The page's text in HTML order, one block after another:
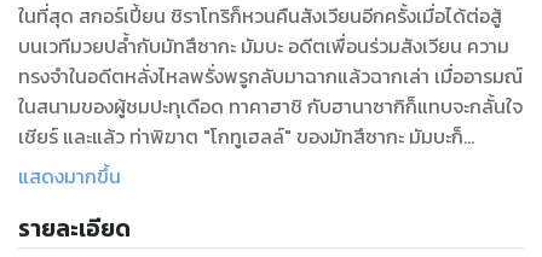
ในที่สุด สกอร์เปี้ยน ชิราโทริก็หวนคืนสังเวียนอีกครั้งเมื่อได้ต่อสู้
บนเวทีมวยปล้ำกับมัทสึซากะ มัมบะ อดีตเพื่อนร่วมสังเวียน ความ
ทรงจำในอดีตหลั่งไหลพรั่งพรูกลับมาฉากแล้วฉากเล่า เมื่ออารมณ์
ในสนามของผู้ชมปะทุเดือด ทาคาฮาชิ กับฮานาซากิก็แทบจะกลั้นใจ
เชียร์ และแล้ว ท่าพิฆาต "โกทูเฮลล์" ของมัทสึซากะ มัมบะก็
กระแทกใจชิราโทริเข้าอย่างจัง..
แสดงมากขึ้น
รายละเอียด